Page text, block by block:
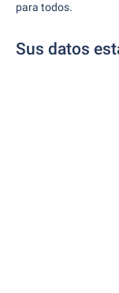
para todos.
Sus datos